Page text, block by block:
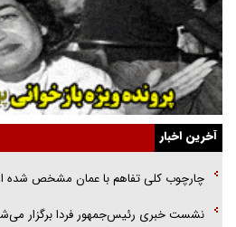
راهبرد غافلگیری با نسل جدید پهپاد‌ها
جنجال پزشکان تقلبی در صنعت زیبایی
یهودی‌ها در ادبیات داستانی اروپا؛ از شکسپیر تا
گفت‌وگو با خواهر یکی از شهدای جنگ رمضان/
اهل خدمت بی‌منت بود
آخرین اخبار
چارچوب کلی تفاهم با عمان مشخص شده
نشست خبری رئیس‌جمهور فردا برگزار